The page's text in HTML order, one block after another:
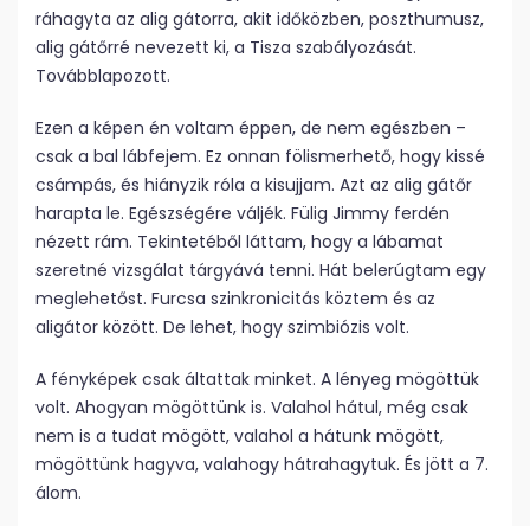
ráhagyta az alig gátorra, akit időközben, poszthumusz,
alig gátőrré nevezett ki, a Tisza szabályozását.
Továbblapozott.
Ezen a képen én voltam éppen, de nem egészben –
csak a bal lábfejem. Ez onnan fölismerhető, hogy kissé
csámpás, és hiányzik róla a kisujjam. Azt az alig gátőr
harapta le. Egészségére váljék. Fülig Jimmy ferdén
nézett rám. Tekintetéből láttam, hogy a lábamat
szeretné vizsgálat tárgyává tenni. Hát belerúgtam egy
meglehetőst. Furcsa szinkronicitás köztem és az
aligátor között. De lehet, hogy szimbiózis volt.
A fényképek csak áltattak minket. A lényeg mögöttük
volt. Ahogyan mögöttünk is. Valahol hátul, még csak
nem is a tudat mögött, valahol a hátunk mögött,
mögöttünk hagyva, valahogy hátrahagytuk. És jött a 7.
álom.